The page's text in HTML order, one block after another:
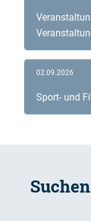
Sport- und
02.09.2026